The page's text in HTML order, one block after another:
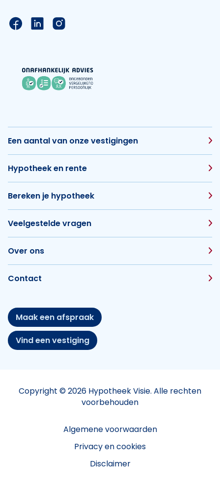
Link naar de Facebook pagina van Hypotheek
Link naar de LinkedIn pagina van
Link naar de Instagram pagina van
Een aantal van onze vestigingen
Hypotheek en rente
Bereken je hypotheek
Veelgestelde vragen
Over ons
Contact
Maak een afspraak
Vind een vestiging
Copyright © 2026 Hypotheek Visie. Alle rechten
voorbehouden
Algemene voorwaarden
Privacy en cookies
Disclaimer